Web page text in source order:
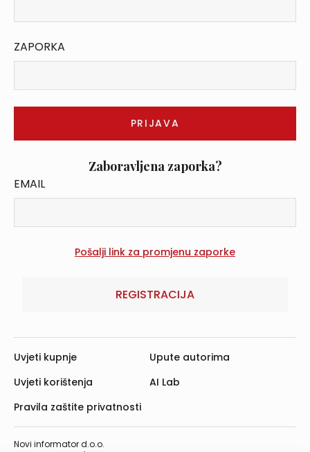
ZAPORKA
Zaboravljena zaporka?
EMAIL
REGISTRACIJA
Novi informator d.o.o.
Uvjeti kupnje
Uvjeti korištenja
Pravila zaštite privatnosti
Upute autorima
AI Lab